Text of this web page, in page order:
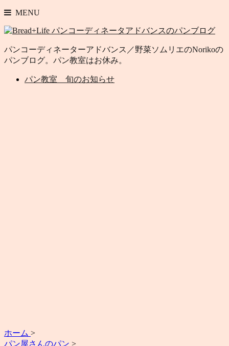
MENU
パンコーディネーターアドバンス／野菜ソムリエのNorikoの
パンブログ。パン教室はお休み。
パン教室 旬のお知らせ
ホーム >
パン屋さんのパン >